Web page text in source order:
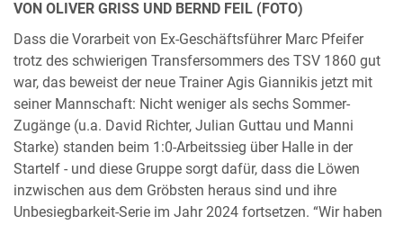
VON OLIVER GRISS UND BERND FEIL (FOTO)
Dass die Vorarbeit von Ex-Geschäftsführer Marc Pfeifer
trotz des schwierigen Transfersommers des TSV 1860 gut
war, das beweist der neue Trainer Agis Giannikis jetzt mit
seiner Mannschaft: Nicht weniger als sechs Sommer-
Zugänge (u.a. David Richter, Julian Guttau und Manni
Starke) standen beim 1:0-Arbeitssieg über Halle in der
Startelf - und diese Gruppe sorgt dafür, dass die Löwen
inzwischen aus dem Gröbsten heraus sind und ihre
Unbesiegbarkeit-Serie im Jahr 2024 fortsetzen. “Wir haben